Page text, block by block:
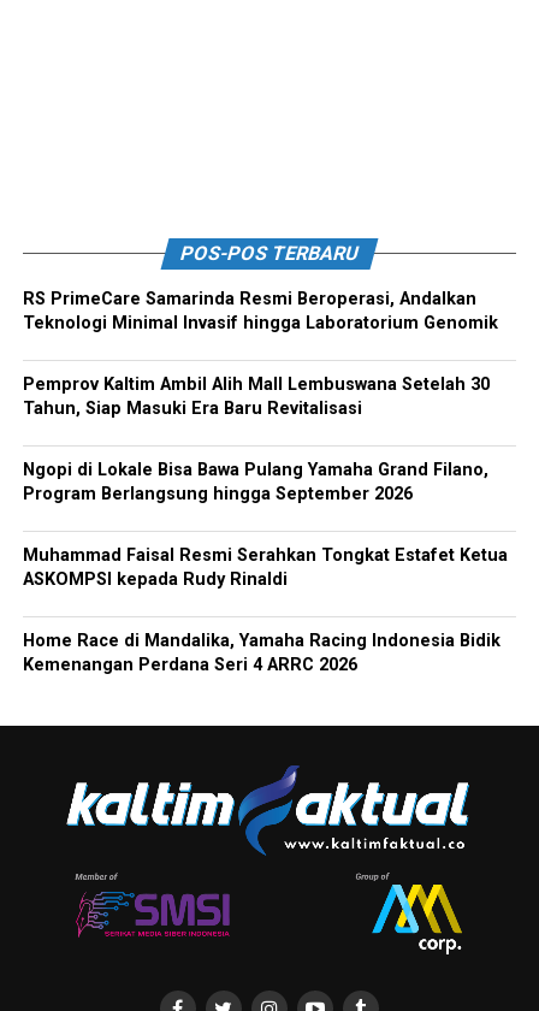
POS-POS TERBARU
RS PrimeCare Samarinda Resmi Beroperasi, Andalkan
Teknologi Minimal Invasif hingga Laboratorium Genomik
Pemprov Kaltim Ambil Alih Mall Lembuswana Setelah 30
Tahun, Siap Masuki Era Baru Revitalisasi
Ngopi di Lokale Bisa Bawa Pulang Yamaha Grand Filano,
Program Berlangsung hingga September 2026
Muhammad Faisal Resmi Serahkan Tongkat Estafet Ketua
ASKOMPSI kepada Rudy Rinaldi
Home Race di Mandalika, Yamaha Racing Indonesia Bidik
Kemenangan Perdana Seri 4 ARRC 2026